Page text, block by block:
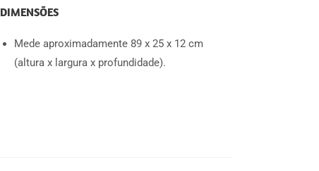
DIMENSÕES
Mede aproximadamente 89 x 25 x 12 cm
(altura x largura x profundidade).